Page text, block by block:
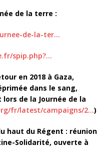
de la terre :
de-la-ter…
spip.php?…
en 2018 à Gaza,
dans le sang,
de la Journée de la
fr/latest/campaigns/2…)
haut du Régent : réunion
Solidarité, ouverte à